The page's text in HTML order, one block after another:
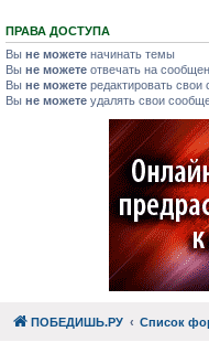
ПРАВА ДОСТУПА
Вы не можете начинать темы
Вы не можете отвечать на
Вы не можете редактировать свои
Вы не можете удалять свои
ПОБЕДИШЬ.РУ Список